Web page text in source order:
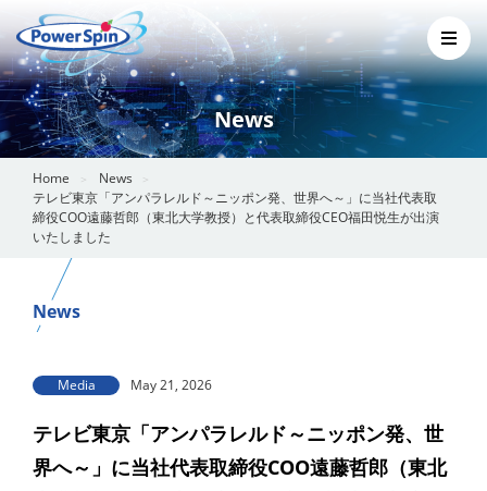
News
Home
News
テレビ東京「アンパラレルド～ニッポン発、世界へ～」に当社代表取
締役COO遠藤哲郎（東北大学教授）と代表取締役CEO福田悦生が出演
いたしました
News
Media May 21, 2026
テレビ東京「アンパラレルド～ニッポン発、世
界へ～」に当社代表取締役COO遠藤哲郎（東北